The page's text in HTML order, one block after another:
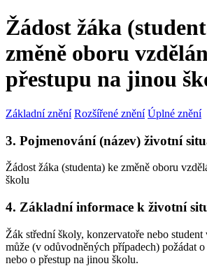
Žádost žáka
změně oboru
přestupu na jinou
Základní znění Rozšířené znění Úplné znění
3. Pojmenování (název) životní
Žádost žáka (studenta) ke změně oboru
školu
4. Základní informace k životní
Žák střední školy, konzervatoře nebo
může (v odůvodněných případech) požádat
nebo o přestup na jinou školu.